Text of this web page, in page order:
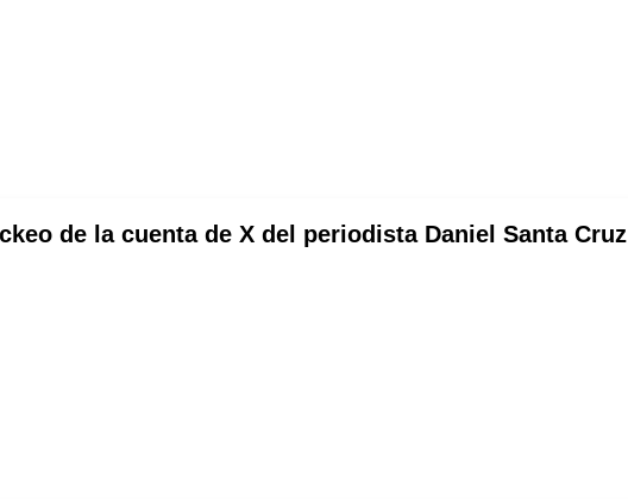
de la cuenta de X del periodista Daniel Santa Cruz